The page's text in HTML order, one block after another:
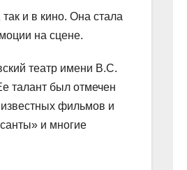
и в кино. Она стала
на сцене.
театр имени В.С.
талант был отмечен
фильмов и
и многие